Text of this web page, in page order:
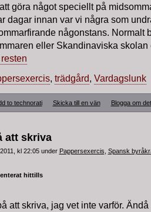
göra något speciellt på
dagar innan var vi några som
någonstans. Normalt
eller Skandinaviska skolan
, trädgård, Vardagslunk
to technorati Skicka till en vän Blogga om det
att skriva
kl 22:05 under Pappersexercis Spansk
hittills
att skriva, jag vet inte varför.